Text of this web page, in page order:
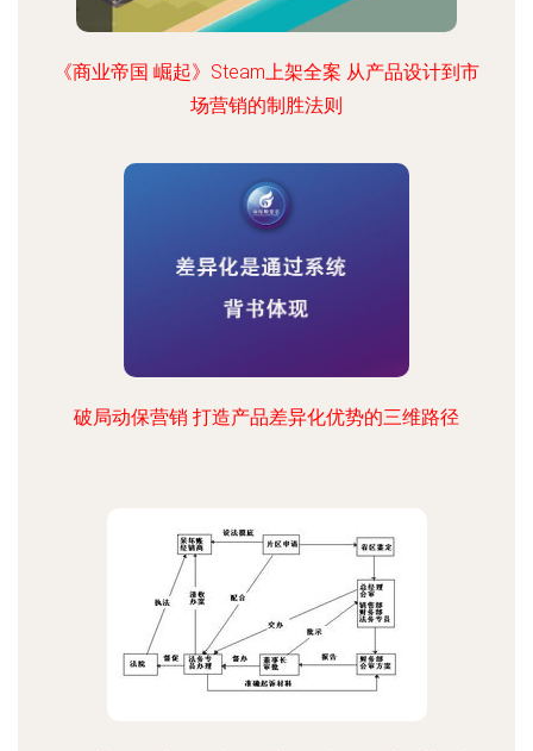
《商业帝国 崛起》Steam上架全案 从产品设计到市
场营销的制胜法则
破局动保营销 打造产品差异化优势的三维路径